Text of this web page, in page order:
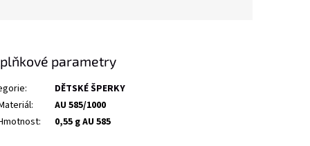
parametry
:
DĚTSKÉ ŠPERKY
:
AU 585/1000
: 0,55 g AU 585